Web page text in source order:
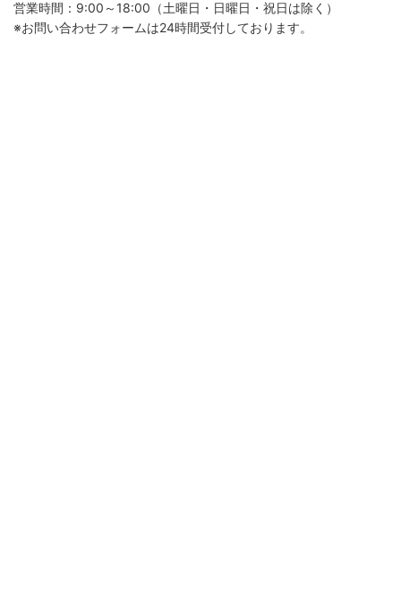
営業時間：9:00～18:00（土曜日・日曜日・祝日は除く）
※お問い合わせフォームは24時間受付しております。